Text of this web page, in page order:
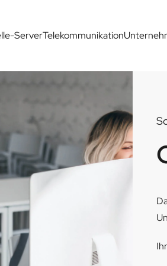
ServerTelekommunikation